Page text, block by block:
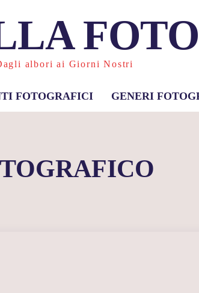
albori ai Giorni Nostri
FOTOGRAFICI GENERI